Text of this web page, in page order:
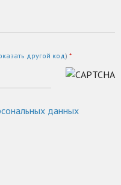
другой код) *
данных